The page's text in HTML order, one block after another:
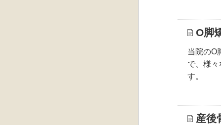
O脚
当院のO
で、様
す。
産後